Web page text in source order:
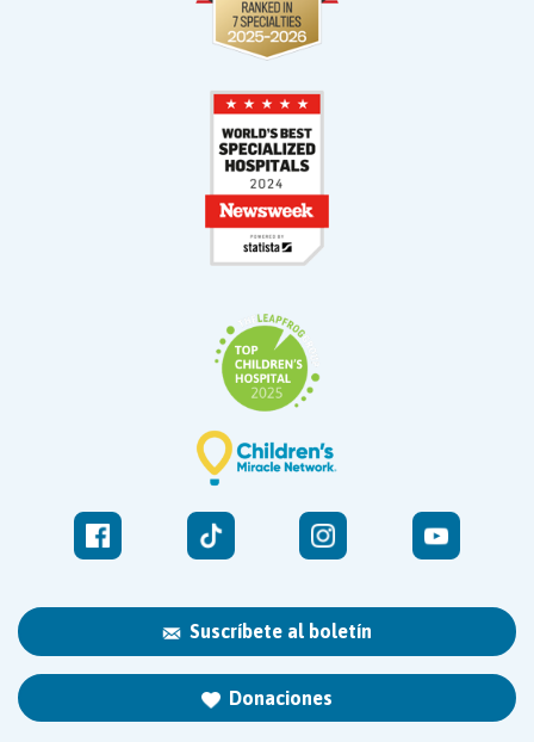
Suscríbete al boletín
Donaciones